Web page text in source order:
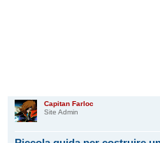
Capitan Farloc
Site Admin